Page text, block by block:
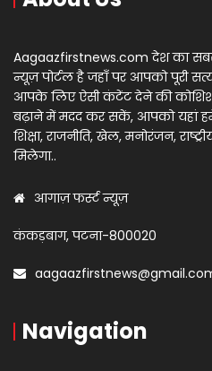
Aagaazfirstnews.com देश का
न्यूज़ पोर्टल है जहाँ पर आपको पूरी
आपके लिए ऐसी कंटेंट देने की
बढ़ाने में मदद कर सकें, आपको यहां
शिक्षा, राजनीति, खेल, मनोरंजन,
मिलेगा..
आगाज़ फर्स्ट न्यूज़
कंकड़बाग, पटना-800020
Navigation